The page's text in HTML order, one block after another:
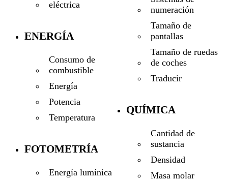
eléctrica
ENERGÍA
Consumo de
combustible
Energía
Potencia
Temperatura
FOTOMETRÍA
Energía lumínica
numeración
Tamaño de
pantallas
Tamaño de ruedas
de coches
Traducir
QUÍMICA
Cantidad de
sustancia
Densidad
Masa molar